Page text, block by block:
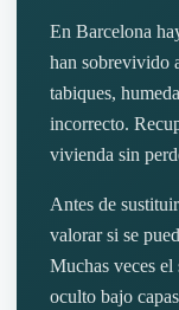
En Barcelona
han sobrevivido
tabiques,
incorrecto.
vivienda sin
Antes de
valorar si se
Muchas veces el
oculto bajo